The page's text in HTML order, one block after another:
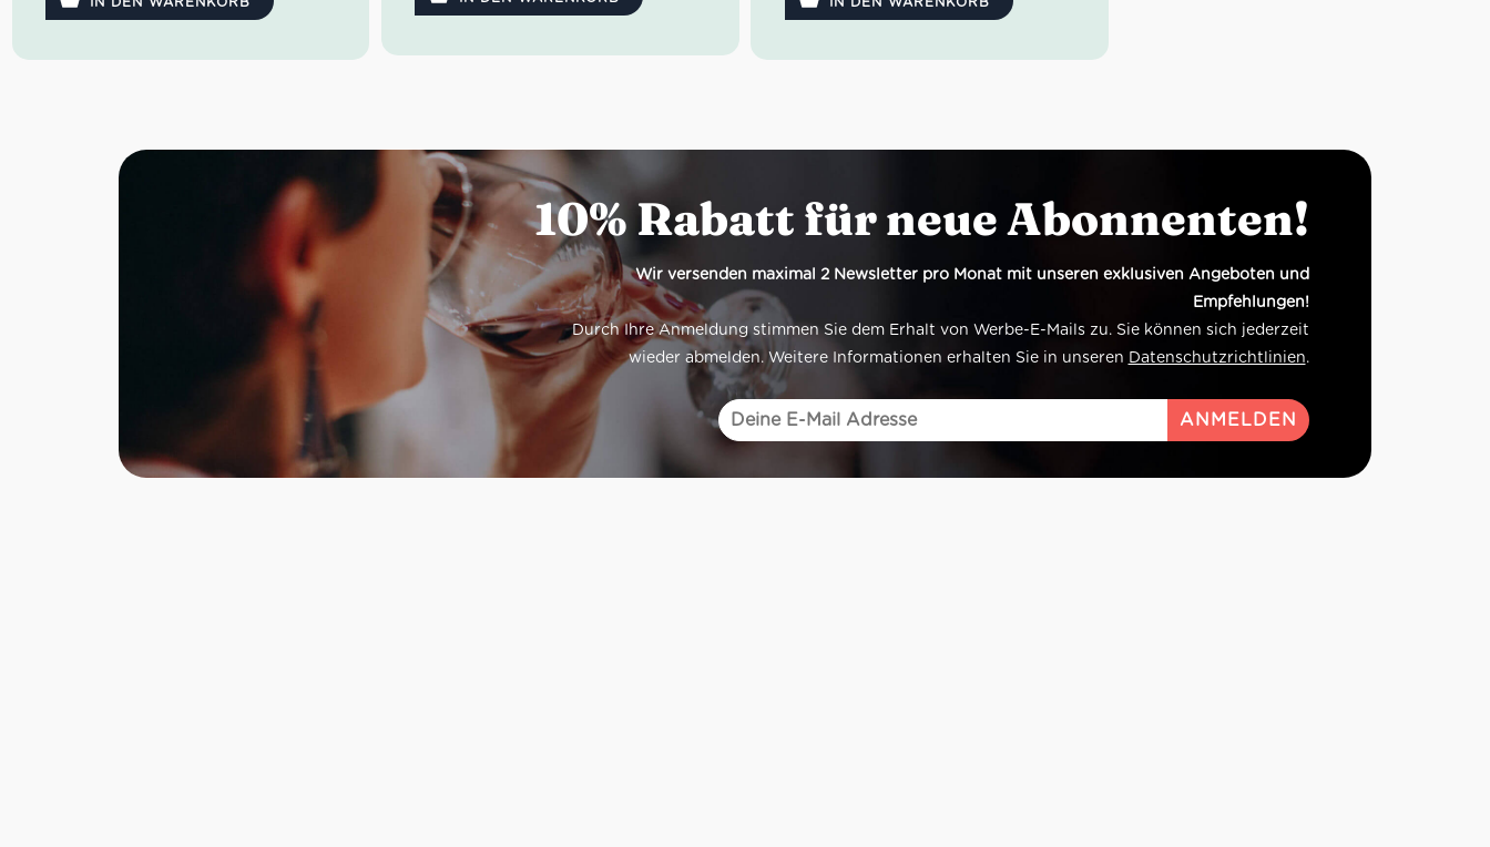
italienische Weinkultur in Deinem Glas!
10% Rabatt für neue Abonnenten!
Wir versenden maximal 2 Newsletter pro Monat mit unseren exklusiven Angeboten und
Empfehlungen!
Durch Ihre Anmeldung stimmen Sie dem Erhalt von Werbe-E-Mails zu. Sie können sich jederzeit
wieder abmelden. Weitere Informationen erhalten Sie in unseren Datenschutzrichtlinien.